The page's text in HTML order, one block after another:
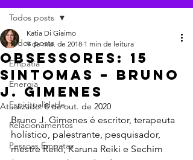
Todos posts
Empatia
Energia
Espiritualidade
Relacionamentos
Pessoas Empatas
Todos posts
Obsessores: 15
Sintomas – Bruno
J. Gimenes
Katia Di Giaimo
9 de mar. de 2018 1 min de leitura
Atualizado:8 de out. de 2020
Bruno J. Gimenes é escritor, terapeuta
holístico, palestrante, pesquisador,
mestre Reiki, Karuna Reiki e Sechim